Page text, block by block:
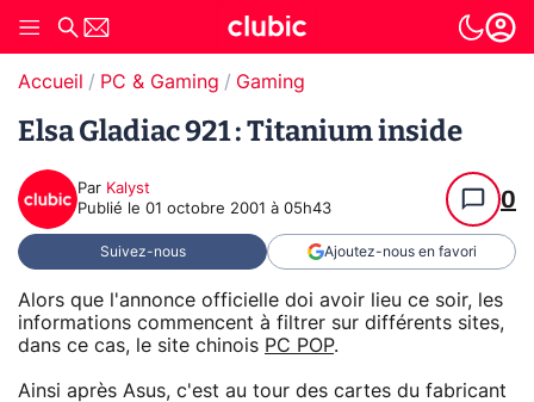
Accueil PC & Gaming Gaming
Elsa Gladiac 921 : Titanium inside
Par Kalyst
Publié le 01 octobre 2001 à 05h43 0
Suivez-nous Ajoutez-nous en favori
Alors que l'annonce officielle doi avoir lieu ce soir, les
informations commencent à filtrer sur différents sites,
dans ce cas, le site chinois PC POP.
Ainsi après Asus, c'est au tour des cartes du fabricant